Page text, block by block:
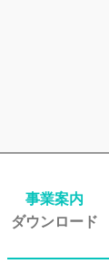
事業案内
ダウンロード